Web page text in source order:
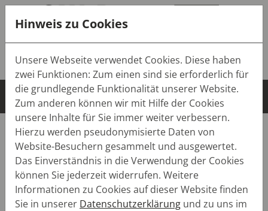
Tel.:
+49 (0) 7643 9103-0
Mail:info(at)sw-dach.de
Datenschutzerklärung
SW-Dach Datenschutzerklärung
Datenschutzerklärung
Hinweis zu Cookies
Unsere Webseite verwendet Cookies. Diese haben
zwei Funktionen: Zum einen sind sie erforderlich für
die grundlegende Funktionalität unserer Website.
Zum anderen können wir mit Hilfe der Cookies
unsere Inhalte für Sie immer weiter verbessern.
Hierzu werden pseudonymisierte Daten von
Website-Besuchern gesammelt und ausgewertet.
Das Einverständnis in die Verwendung der Cookies
können Sie jederzeit widerrufen. Weitere
Informationen zu Cookies auf dieser Website finden
Sie in unserer Datenschutzerklärung und zu uns im